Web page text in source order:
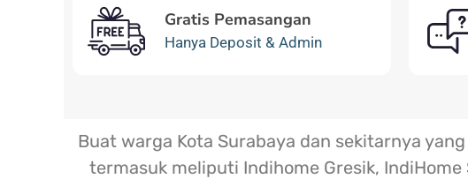
Gratis Pemasangan
Hanya Deposit & Admin
Buat warga Kota Surabaya dan sekitarnya
termasuk meliputi Indihome Gresik,